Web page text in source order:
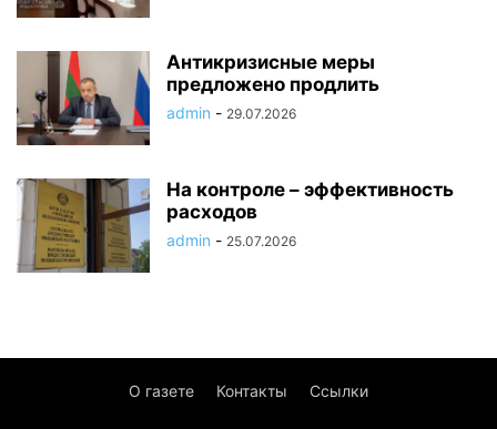
Антикризисные меры
предложено продлить
admin - 29.07.2026
На контроле – эффективность
расходов
admin - 25.07.2026
О газете Контакты Ссылки